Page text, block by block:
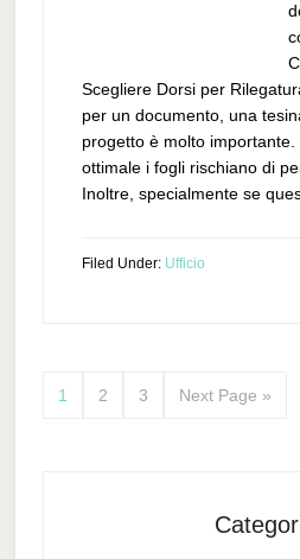
Scegliere Dorsi per
per un documento, una
progetto è molto
ottimale i fogli rischiano di
Inoltre, specialmente se
Filed Under: Ufficio
1 2 3 Next Page »